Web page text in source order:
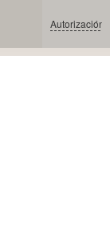
Autorización